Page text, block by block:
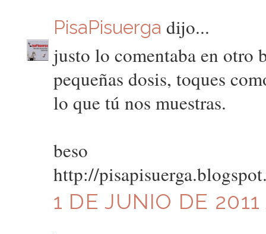
PisaPisuerga dijo...
justo lo comentaba en otro
pequeñas dosis, toques
lo que tú nos muestras.
beso
http://
1 DE JUNIO DE